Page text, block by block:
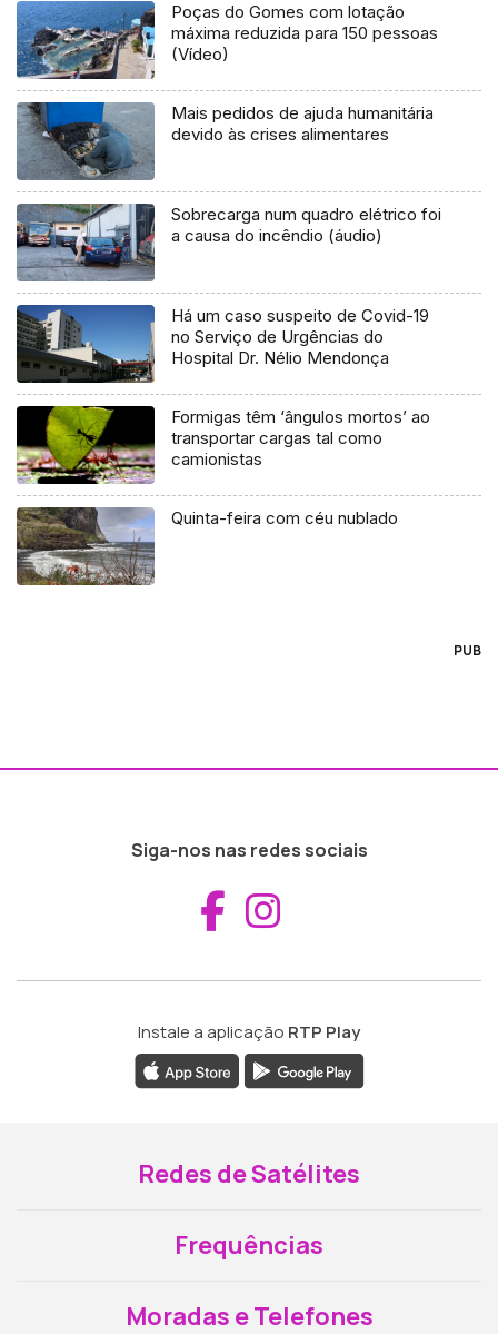
Poças do Gomes com lotação
máxima reduzida para 150 pessoas
(Vídeo)
Mais pedidos de ajuda humanitária
devido às crises alimentares
Sobrecarga num quadro elétrico foi
a causa do incêndio (áudio)
Há um caso suspeito de Covid-19
no Serviço de Urgências do
Hospital Dr. Nélio Mendonça
Formigas têm ‘ângulos mortos’ ao
transportar cargas tal como
camionistas
Quinta-feira com céu nublado
PUB
Siga-nos nas redes sociais
Aceder ao
Instale a aplicação RTP Play
Redes de Satélites
Frequências
Moradas e Telefones